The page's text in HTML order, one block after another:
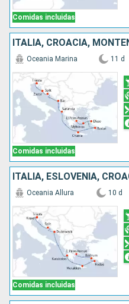
Comidas incluidas
Comidas incluidas
Oceania Marina 11 d
Comidas incluidas
Oceania Allura 10 d